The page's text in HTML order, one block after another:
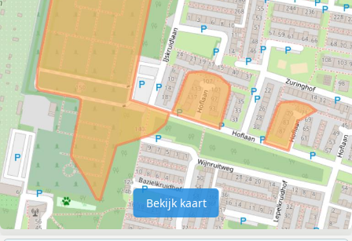
Bekijk kaart